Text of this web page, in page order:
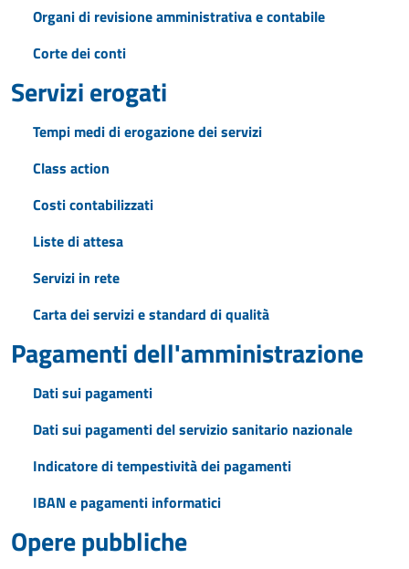
Organi di revisione amministrativa e contabile
Corte dei conti
Servizi erogati
Tempi medi di erogazione dei servizi
Class action
Costi contabilizzati
Liste di attesa
Servizi in rete
Carta dei servizi e standard di qualità
Pagamenti dell'amministrazione
Dati sui pagamenti
Dati sui pagamenti del servizio sanitario nazionale
Indicatore di tempestività dei pagamenti
IBAN e pagamenti informatici
Opere pubbliche